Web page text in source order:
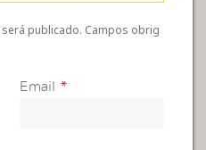
publicado. Campos obrig
Email *